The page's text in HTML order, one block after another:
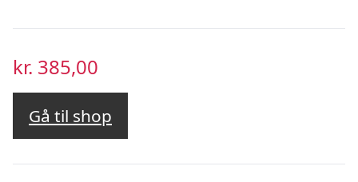
kr. 385,00
Gå til shop